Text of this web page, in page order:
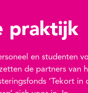
praktijk
en studenten
de partners van
‘Tekort in